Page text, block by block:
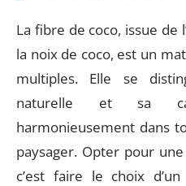
La fibre de coco, issue de
la noix de coco, est un
multiples. Elle se
naturelle et sa
harmonieusement dans
paysager. Opter pour
c’est faire le choix